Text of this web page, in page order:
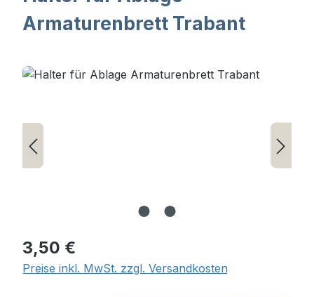
Armaturenbrett Trabant
Bildergalerie überspringen
Regulärer Preis:
3,50 €
Preise inkl. MwSt. zzgl. Versandkosten